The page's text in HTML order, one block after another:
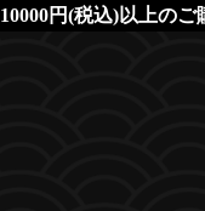
10000円(税込)以上の